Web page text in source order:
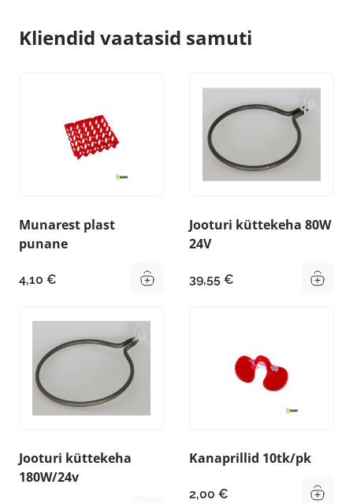
Kliendid vaatasid samuti
Munarest plast
punane
4,10 €
Jooturi küttekeha 80W
24V
39,55 €
Jooturi küttekeha
180W/24v
Kanaprillid 10tk/pk
2,00 €